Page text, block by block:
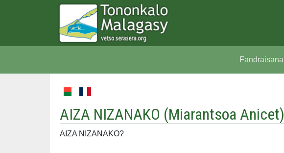
Fandraisana
AIZA NIZANAKO (Miarantsoa Anicet)
AIZA NIZANAKO?